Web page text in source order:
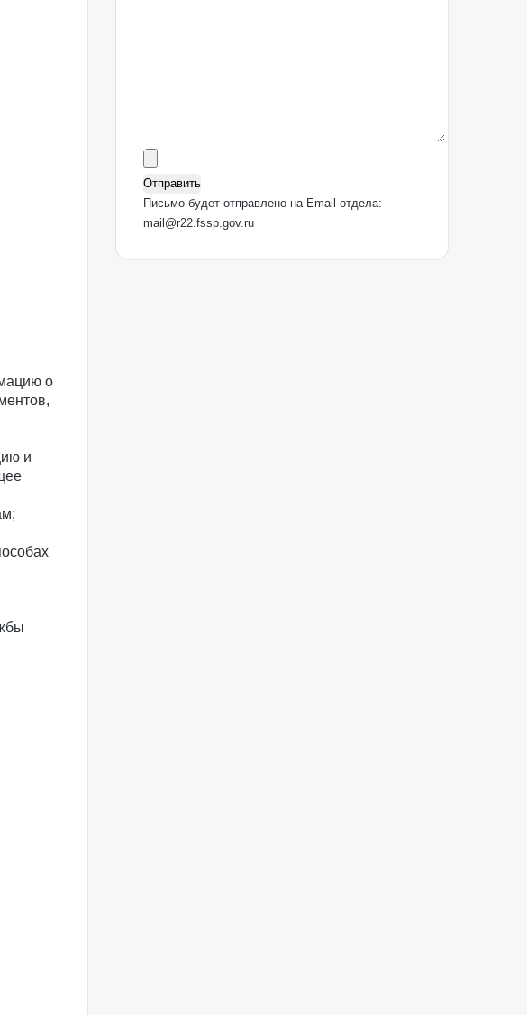
о
и
Письмо будет отправлено на Email отдела:
mail@r22.fssp.gov.ru